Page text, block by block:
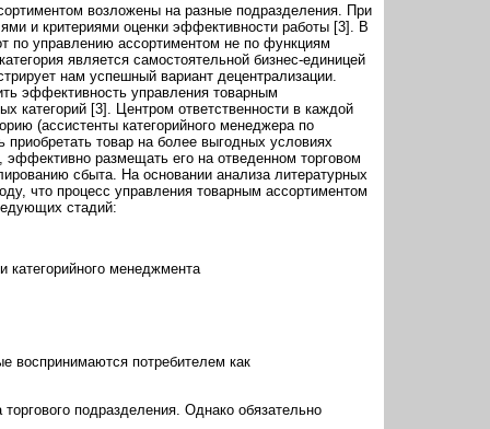
возложены на разные подразделения. При
и критериями оценки эффективности работы [3]. В
по управлению ассортиментом не по функциям
является самостоятельной бизнес-единицей
нам успешный вариант децентрализации.
эффективность управления товарным
категорий [3]. Центром ответственности в каждой
(ассистенты категорийного менеджера по
приобретать товар на более выгодных условиях
размещать его на отведенном торговом
сбыта. На основании анализа литературных
что процесс управления товарным ассортиментом
стадий:
категорийного менеджмента
воспринимаются потребителем как
подразделения. Однако обязательно